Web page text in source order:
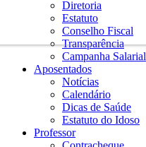
Diretoria
Estatuto
Conselho Fiscal
Transparência
Campanha Salarial
Aposentados
Notícias
Calendário
Dicas de Saúde
Estatuto do Idoso
Professor